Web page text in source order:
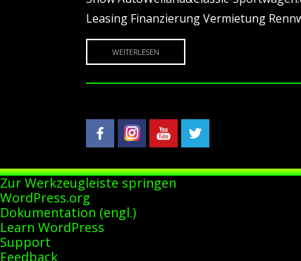
Leasing Finanzierung Vermietung
WEITERLESEN
Zur Werkzeugleiste springen
Über
WordPress
WordPress.org
Dokumentation (engl.)
Learn WordPress
Support
Feedback